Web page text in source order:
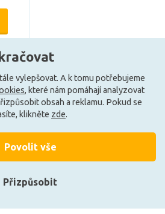
kolekce
vylepšovat. A k tomu potřebujeme
, které nám pomáhají analyzovat
obsah a reklamu. Pokud se
klikněte zde.
Přizpůsobit
Povolit vše